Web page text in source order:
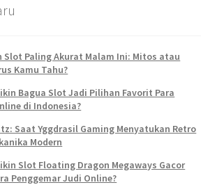
Slot Paling Akurat Malam Ini: Mitos atau
Kamu Tahu?
Bagua Slot Jadi Pilihan Favorit Para
di Indonesia?
Saat Yggdrasil Gaming Menyatukan Retro
Modern
Slot Floating Dragon Megaways Gacor
Penggemar Judi Online?